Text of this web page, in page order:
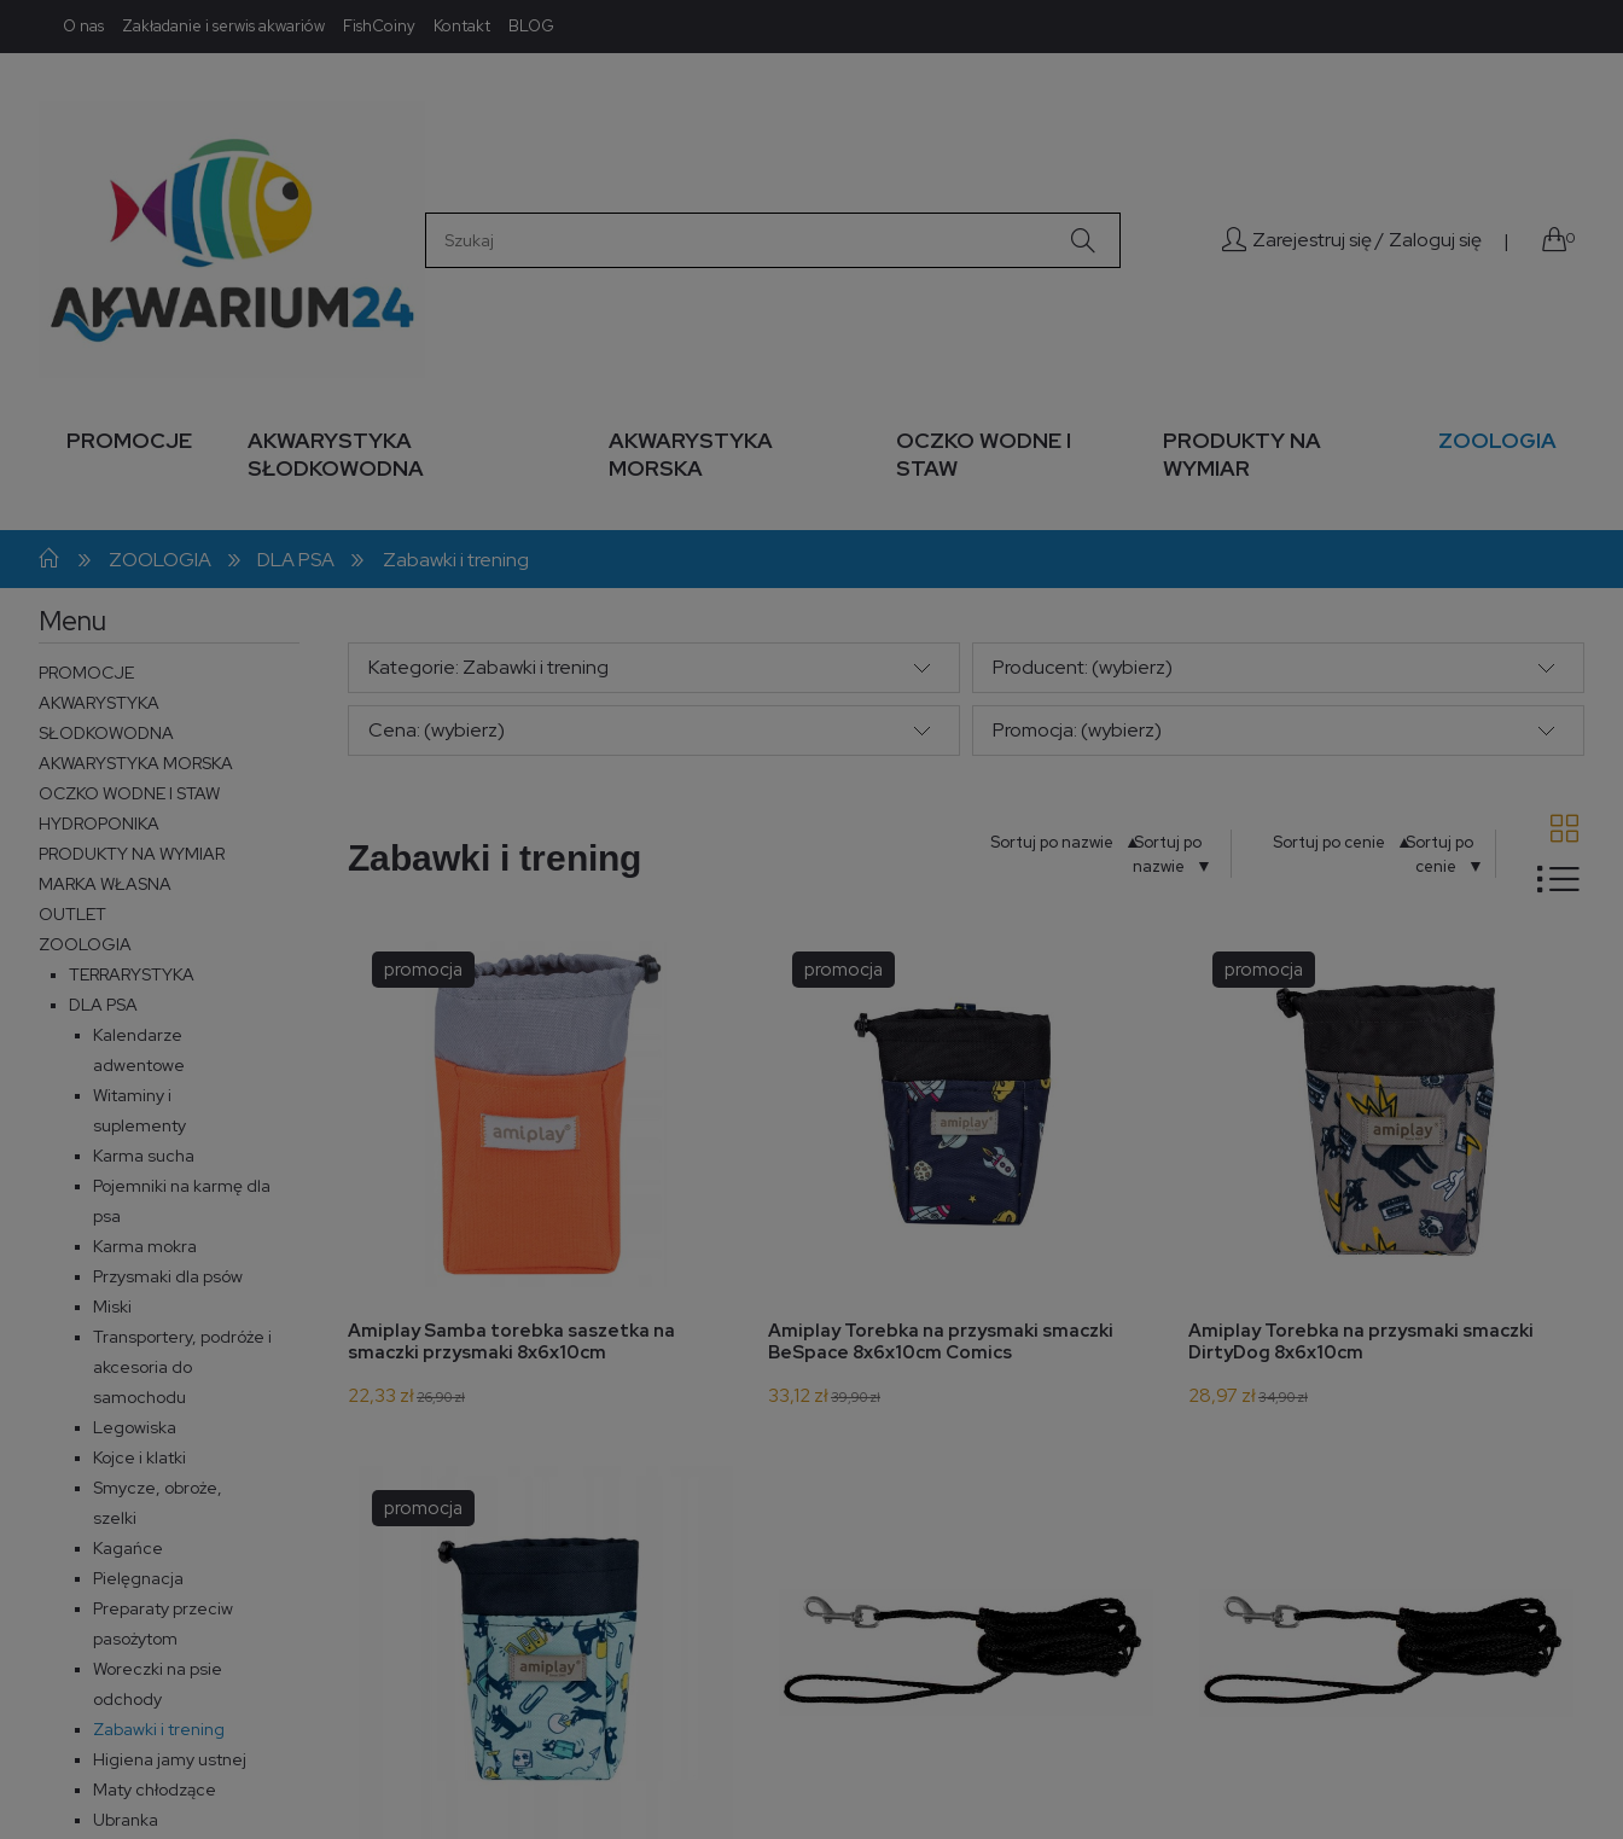
O nas Zakładanie i serwis akwariów FishCoiny Kontakt BLOG
Zarejestruj się / Zaloguj się | 0
PROMOCJE
AKWARYSTYKA
SŁODKOWODNA
AKWARYSTYKA
MORSKA
OCZKO WODNE I
STAW
PRODUKTY NA
WYMIAR
ZOOLOGIA
» ZOOLOGIA » DLA PSA » Zabawki i trening
Menu
PROMOCJE
AKWARYSTYKA
SŁODKOWODNA
AKWARYSTYKA MORSKA
OCZKO WODNE I STAW
HYDROPONIKA
PRODUKTY NA WYMIAR
MARKA WŁASNA
OUTLET
ZOOLOGIA
TERRARYSTYKA
DLA PSA
Kalendarze
adwentowe
Witaminy i
suplementy
Karma sucha
Pojemniki na karmę dla
psa
Karma mokra
Przysmaki dla psów
Miski
Transportery, podróże i
akcesoria do
samochodu
Legowiska
Kojce i klatki
Smycze, obroże,
szelki
Kagańce
Pielęgnacja
Preparaty przeciw
pasożytom
Woreczki na psie
odchody
Zabawki i trening
Higiena jamy ustnej
Maty chłodzące
Ubranka
Kategorie: Zabawki i trening Producent: (wybierz)
Cena: (wybierz) Promocja: (wybierz)
Zabawki i trening Sortuj po nazwie ▲Sortuj po
nazwie
▼
Sortuj po cenie ▲Sortuj po
cenie
▼
do koszyka
Amiplay Samba torebka saszetka na
smaczki przysmaki 8x6x10cm
22,33 zł26,90 zł
promocja
do koszyka
Amiplay Torebka na przysmaki smaczki
BeSpace 8x6x10cm Comics
33,12 zł39,90 zł
promocja
do koszyka
Amiplay Torebka na przysmaki smaczki
DirtyDog 8x6x10cm
28,97 zł34,90 zł
promocja
promocja